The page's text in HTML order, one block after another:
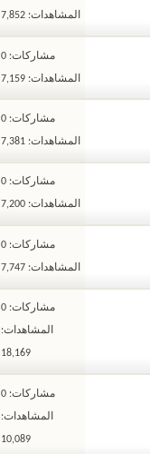
المشاهدات: 7,852
مشاركات: 0
المشاهدات: 7,159
مشاركات: 0
المشاهدات: 7,381
مشاركات: 0
المشاهدات: 7,200
مشاركات: 0
المشاهدات: 7,747
مشاركات: 0
المشاهدات:
18,169
مشاركات: 0
المشاهدات:
10,089